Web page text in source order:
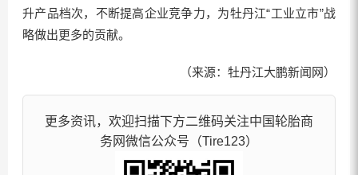
升产品档次，不断提高企业竞争力，为牡丹江“工业立市”战
略做出更多的贡献。
（来源：牡丹江大鹏新闻网）
更多资讯，欢迎扫描下方二维码关注中国轮胎商
务网微信公众号（Tire123）